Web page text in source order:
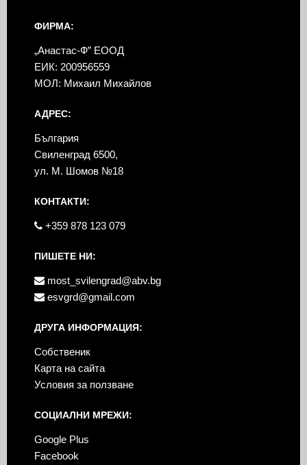
ФИРМА:
„Анастас-Ф” ЕООД
ЕИК: 200956559
МОЛ: Михаил Михайлов
АДРЕС:
България
Свиленград 6500,
ул. М. Шомов №18
КОНТАКТИ:
+359 878 123 079
ПИШЕТЕ НИ:
most_svilengrad@abv.bg
esvgrd@gmail.com
ДРУГА ИНФОРМАЦИЯ:
Собственик
Карта на сайта
Условия за ползване
СОЦИАЛНИ МРЕЖИ:
Google Plus
Facebook